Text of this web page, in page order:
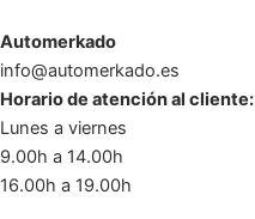
Automerkado
info@automerkado.es
Horario de atención al cliente:
Lunes a viernes
9.00h a 14.00h
16.00h a 19.00h